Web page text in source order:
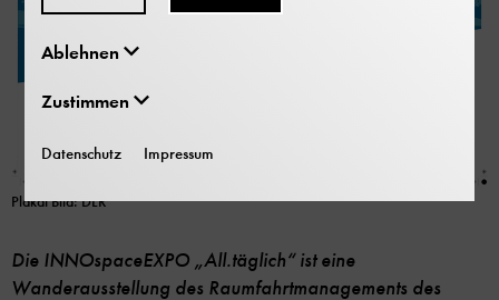
Plakat Bild: DLR
Die INNOspaceEXPO „All.täglich“ ist eine
Wanderausstellung des Raumfahrtmanagements des
Ablehnen
Zustimmen
Datenschutz Impressum